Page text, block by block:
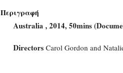
Περιγραφή
Australia , 2014, 50mins
Directors Carol Gordon and